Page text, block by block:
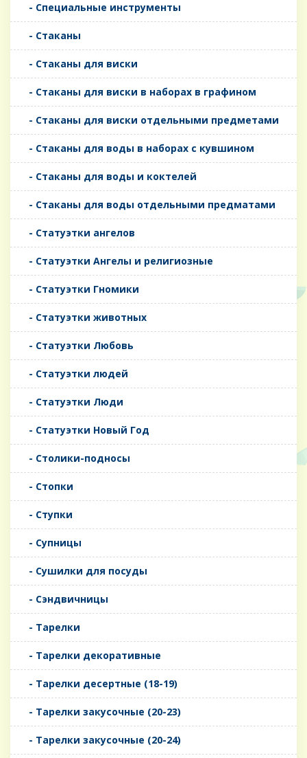
- Специальные инструменты
- Стаканы
- Стаканы для виски
- Стаканы для виски в наборах в графином
- Стаканы для виски отдельными предметами
- Стаканы для воды в наборах с кувшином
- Стаканы для воды и коктелей
- Стаканы для воды отдельными предматами
- Статуэтки ангелов
- Статуэтки Ангелы и религиозные
- Статуэтки Гномики
- Статуэтки животных
- Статуэтки Любовь
- Статуэтки людей
- Статуэтки Люди
- Статуэтки Новый Год
- Столики-подносы
- Стопки
- Ступки
- Супницы
- Сушилки для посуды
- Сэндвичницы
- Тарелки
- Тарелки декоративные
- Тарелки десертные (18-19)
- Тарелки закусочные (20-23)
- Тарелки закусочные (20-24)